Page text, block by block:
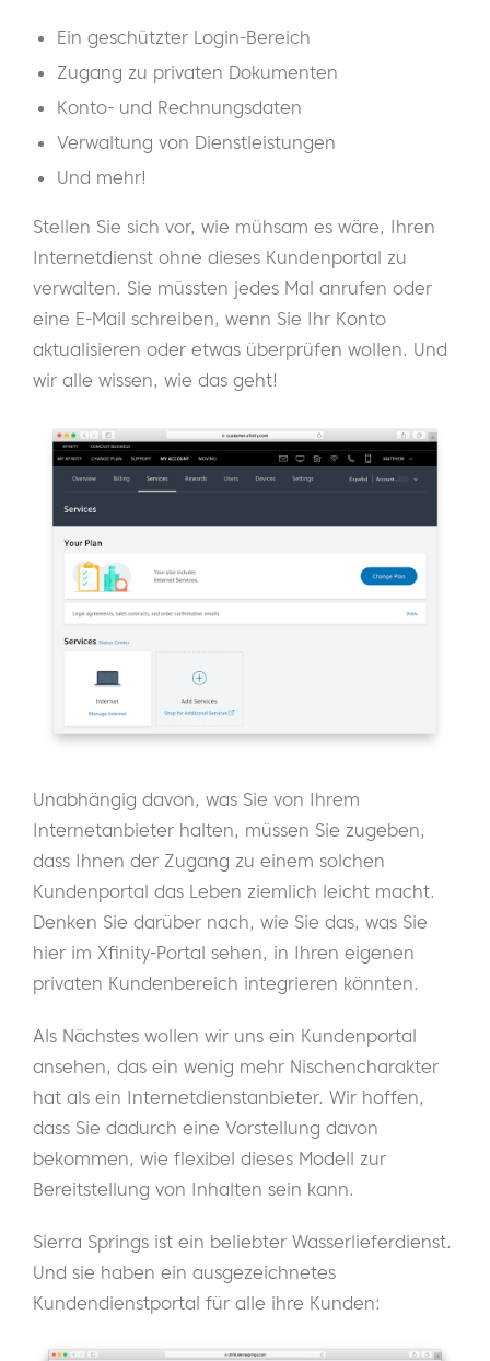
Ein geschützter Login-Bereich
Zugang zu privaten Dokumenten
Konto- und Rechnungsdaten
Verwaltung von Dienstleistungen
Und mehr!
Stellen Sie sich vor, wie mühsam es wäre, Ihren
Internetdienst ohne dieses Kundenportal zu
verwalten. Sie müssten jedes Mal anrufen oder
eine E-Mail schreiben, wenn Sie Ihr Konto
aktualisieren oder etwas überprüfen wollen. Und
wir alle wissen, wie das geht!
Unabhängig davon, was Sie von Ihrem
Internetanbieter halten, müssen Sie zugeben,
dass Ihnen der Zugang zu einem solchen
Kundenportal das Leben ziemlich leicht macht.
Denken Sie darüber nach, wie Sie das, was Sie
hier im Xfinity-Portal sehen, in Ihren eigenen
privaten Kundenbereich integrieren könnten.
Als Nächstes wollen wir uns ein Kundenportal
ansehen, das ein wenig mehr Nischencharakter
hat als ein Internetdienstanbieter. Wir hoffen,
dass Sie dadurch eine Vorstellung davon
bekommen, wie flexibel dieses Modell zur
Bereitstellung von Inhalten sein kann.
Sierra Springs ist ein beliebter Wasserlieferdienst.
Und sie haben ein ausgezeichnetes
Kundendienstportal für alle ihre Kunden: